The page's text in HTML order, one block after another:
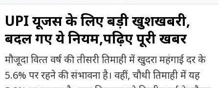
Dark
Mode
होम
शेयर
बाज़ार
UPI यूजर्स के लिए बड़ी खुशखबरी,
बदल गए ये नियम,पढ़िए पूरी खबर
मौजूदा व‍ित्‍त वर्ष की तीसरी त‍िमाही में खुदरा महंगाई दर के
5.6% पर रहने की संभावना है। वहीं, चौथी त‍िमाही में यह